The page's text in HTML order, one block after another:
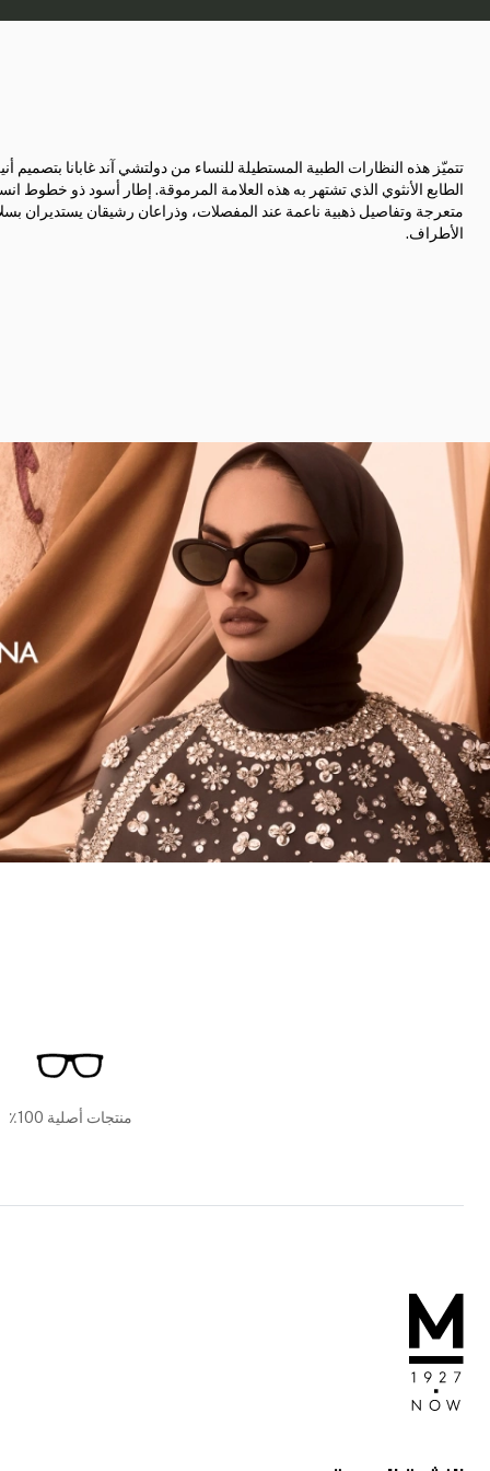
تتميّز هذه النظارات الطبية المستطيلة للنساء من دولتشي آند غابانا بتصميم
الطابع الأنثوي الذي تشتهر به هذه العلامة المرموقة. إطار أسود ذو خطوط
متعرجة وتفاصيل ذهبية ناعمة عند المفصلات، وذراعان رشيقان يستديران
الأطراف.
منتجات أصلية 100٪